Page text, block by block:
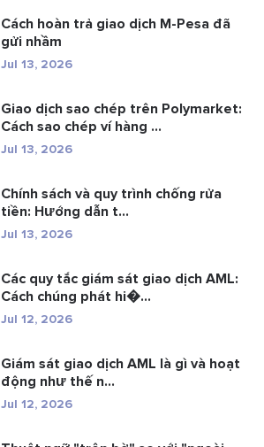
Cách hoàn trả giao dịch M-Pesa đã
gửi nhầm
Jul 13, 2026
Giao dịch sao chép trên Polymarket:
Cách sao chép ví hàng ...
Jul 13, 2026
Chính sách và quy trình chống rửa
tiền: Hướng dẫn t...
Jul 13, 2026
Các quy tắc giám sát giao dịch AML:
Cách chúng phát hi�...
Jul 12, 2026
Giám sát giao dịch AML là gì và hoạt
động như thế n...
Jul 12, 2026